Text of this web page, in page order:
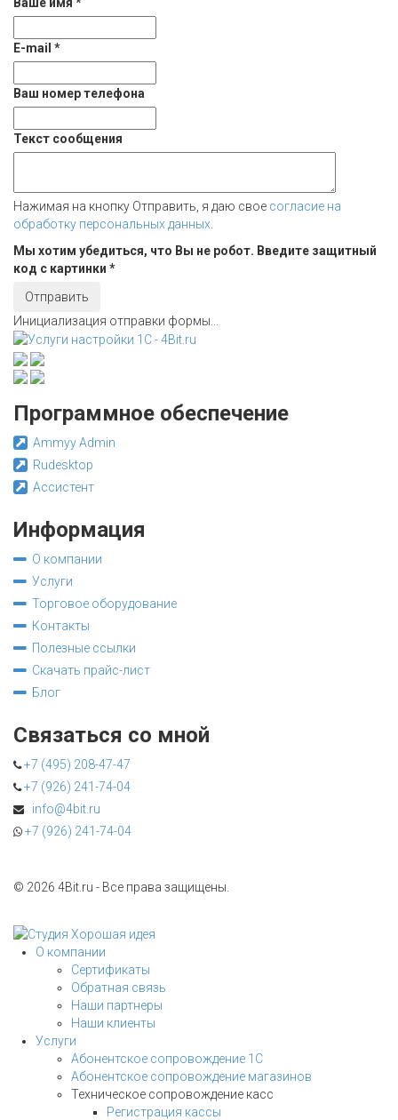
E-mail *
Ваш номер телефона
Текст сообщения
Нажимая на кнопку Отправить, я даю свое согласие на
обработку персональных данных
Мы хотим убедиться, что Вы не робот. Введите защитный
код с картинки *
Отправить
Инициализация отправки формы...
Программное обеспечение
Ammyy Admin
Rudesktop
Ассистент
Информация
О компании
Услуги
Торговое оборудование
Контакты
Полезные ссылки
Скачать прайс-лист
Блог
Связаться со мной
+7 (495) 208-47-47
+7 (926) 241-74-04
info@4bit.ru
+7 (926) 241-74-04
© 2026 4Bit.ru - Все права защищены.
О компании
Сертификаты
Обратная связь
Наши партнеры
Наши клиенты
Услуги
Абонентское сопровождение 1С
Абонентское сопровождение магазинов
Техническое сопровождение касс
Регистрация кассы